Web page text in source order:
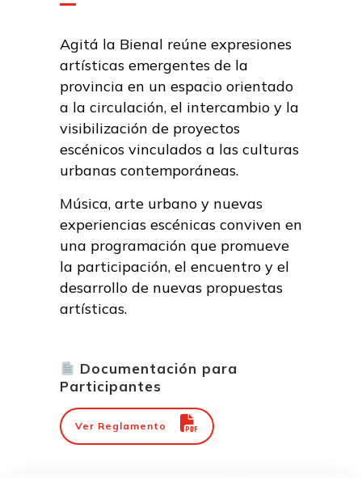
Agitá la Bienal reúne expresiones
artísticas emergentes de la
provincia en un espacio orientado
a la circulación, el intercambio y la
visibilización de proyectos
escénicos vinculados a las culturas
urbanas contemporáneas.
Música, arte urbano y nuevas
experiencias escénicas conviven en
una programación que promueve
la participación, el encuentro y el
desarrollo de nuevas propuestas
artísticas.
Documentación para
Participantes
Ver Reglamento